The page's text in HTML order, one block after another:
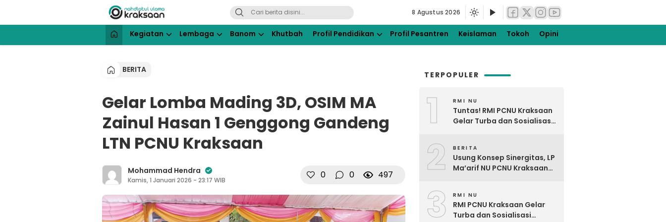
konten
NU Kraksaan
Website Resmi Pengurus Cabang Nahdlatul Ulama Kraksaan
8 Agustus 2026
Kegiatan Lembaga Banom Khutbah Profil Pendidikan Profil Pesantren Keislaman Tokoh Opini
BERITA
Gelar Lomba Mading 3D, OSIM MA
Zainul Hasan 1 Genggong Gandeng
LTN PCNU Kraksaan
Mohammad Hendra
Kamis, 1 Januari 2026 - 23:17 WIB 0 0 497
TERPOPULER
1 RMI NU
Tuntas! RMI PCNU Kraksaan
Gelar Turba dan Sosialisasi
2 BERITA
Usung Konsep Sinergitas, LP
Ma’arif NU PCNU Kraksaan
3 RMI NU
RMI PCNU Kraksaan Gelar
Turba dan Sosialisasi